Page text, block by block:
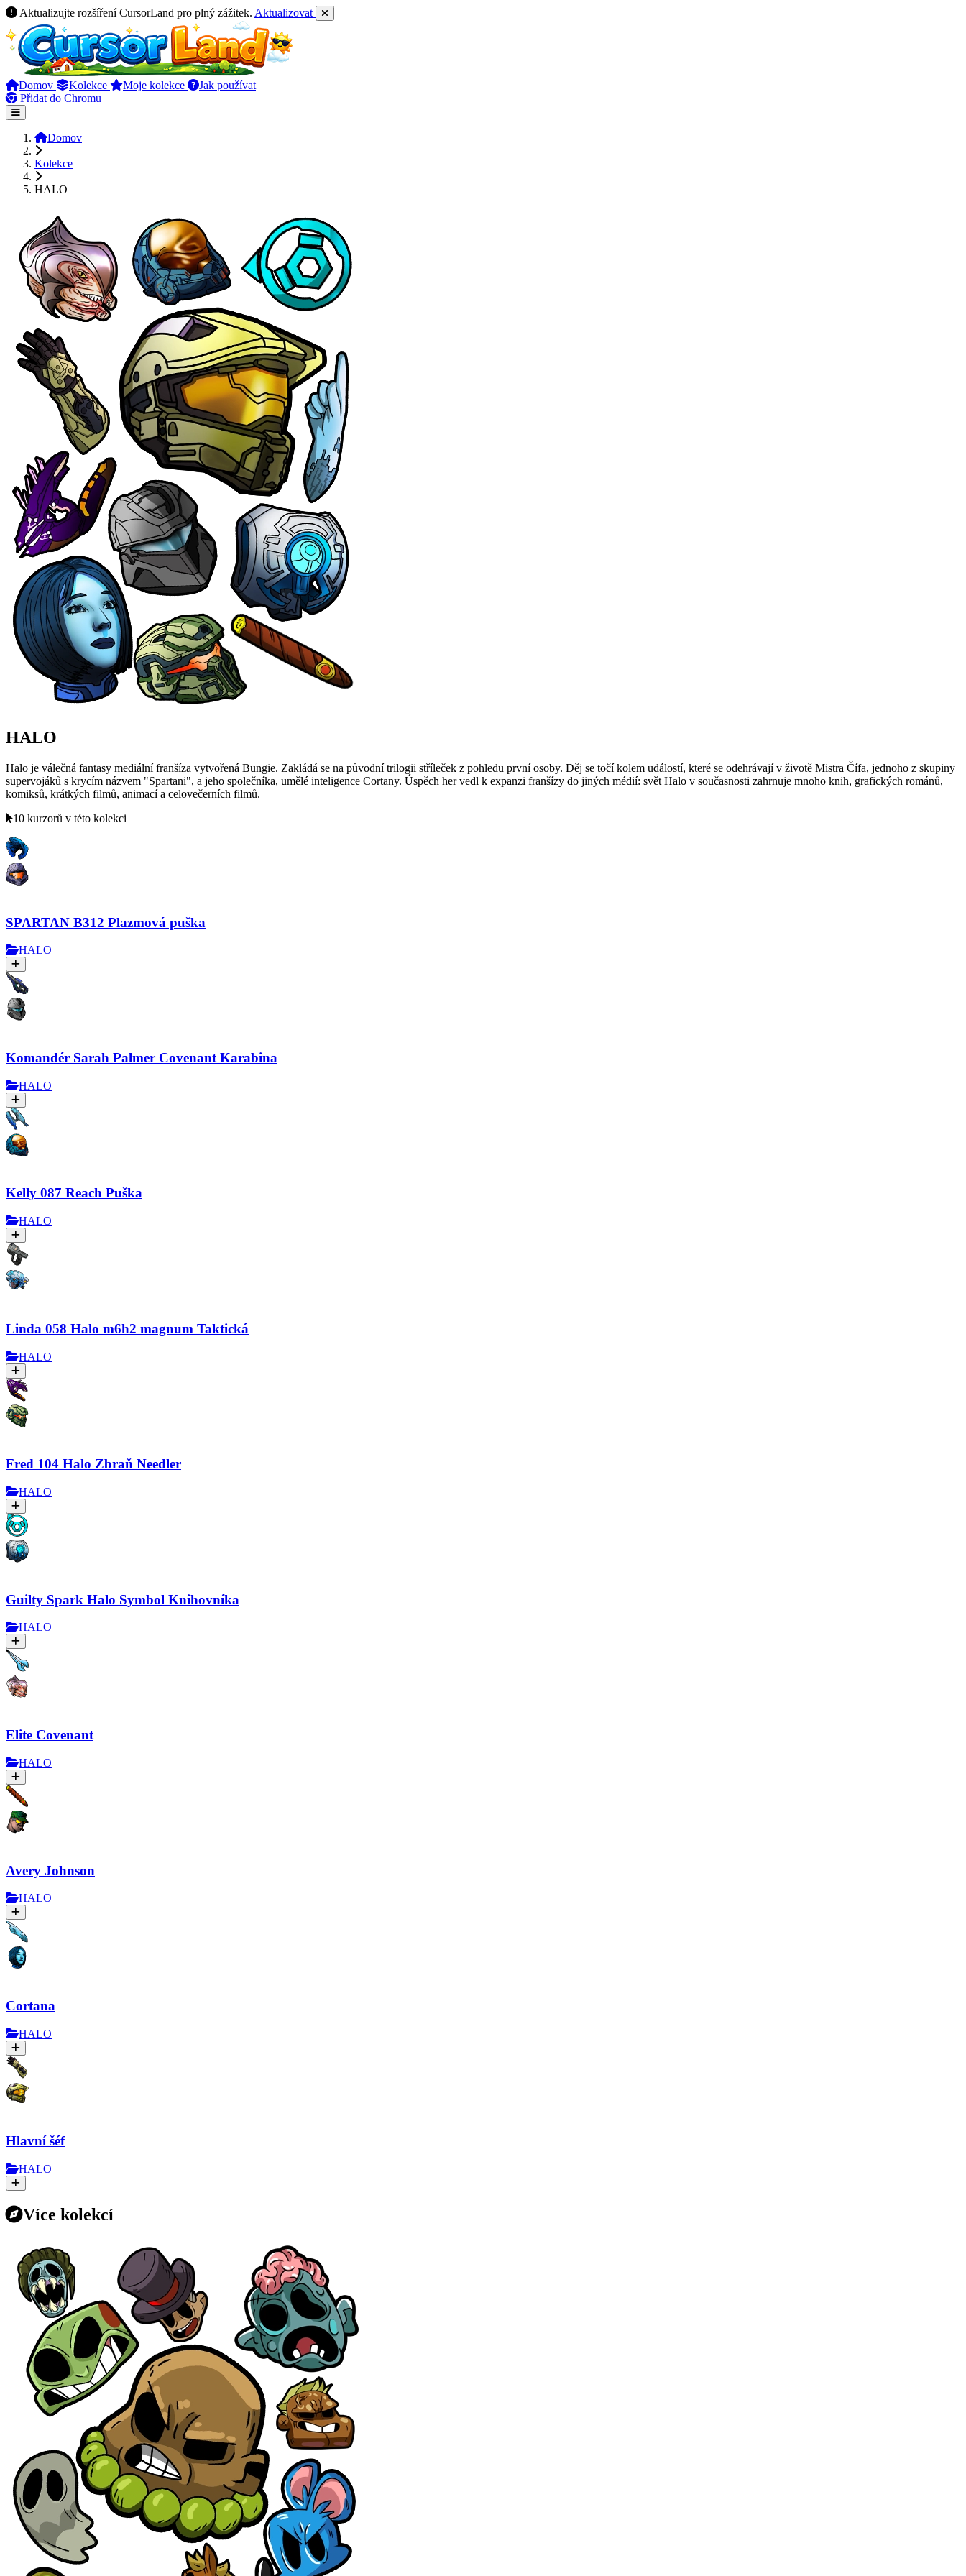
Aktualizujte rozšíření CursorLand pro plný zážitek. Aktualizovat
Domov Kolekce Moje kolekce
Jak používat
Přidat do Chromu
Domov
Kolekce
HALO
HALO
Halo je válečná fantasy mediální franšíza vytvořená Bungie. Zakládá se na původní trilogii stříleček z pohledu první osoby. Děj se točí kolem událostí, které se odehrávají v životě Mistra Čífa, jednoho z skupiny
supervojáků s krycím názvem "Spartani", a jeho společníka, umělé inteligence Cortany. Úspěch her vedl k expanzi franšízy do jiných médií: svět Halo v současnosti zahrnuje mnoho knih, grafických románů,
komiksů, krátkých filmů, animací a celovečerních filmů.
10 kurzorů v této kolekci
SPARTAN B312 Plazmová puška
HALO
Komandér Sarah Palmer Covenant Karabina
HALO
Kelly 087 Reach Puška
HALO
Linda 058 Halo m6h2 magnum Taktická
HALO
Fred 104 Halo Zbraň Needler
HALO
Guilty Spark Halo Symbol Knihovníka
HALO
Elite Covenant
HALO
Avery Johnson
HALO
Cortana
HALO
Hlavní šéf
HALO
Více kolekcí